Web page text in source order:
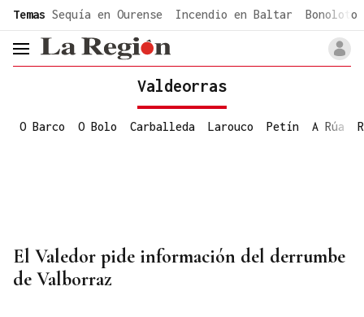
common.go-to-content
Temas Sequía en Ourense Incendio en Baltar Bonoloto
header.menu.open
Valdeorras
O Barco O Bolo Carballeda Larouco Petín A Rúa
El Valedor pide información del derrumbe
de Valborraz